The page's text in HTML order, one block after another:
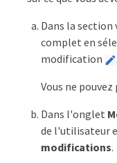
Dans la
complet en
modification
.
Vous ne
Dans l'onglet
de l'utilisateur
modifications.